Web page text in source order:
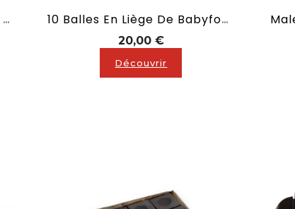
Baby Foot Bonzini : B90 Sans Monnayeur 10 Balles En Liège De Babyfoot De Couleur Naturelle
20,00 €Prix
Découvrir